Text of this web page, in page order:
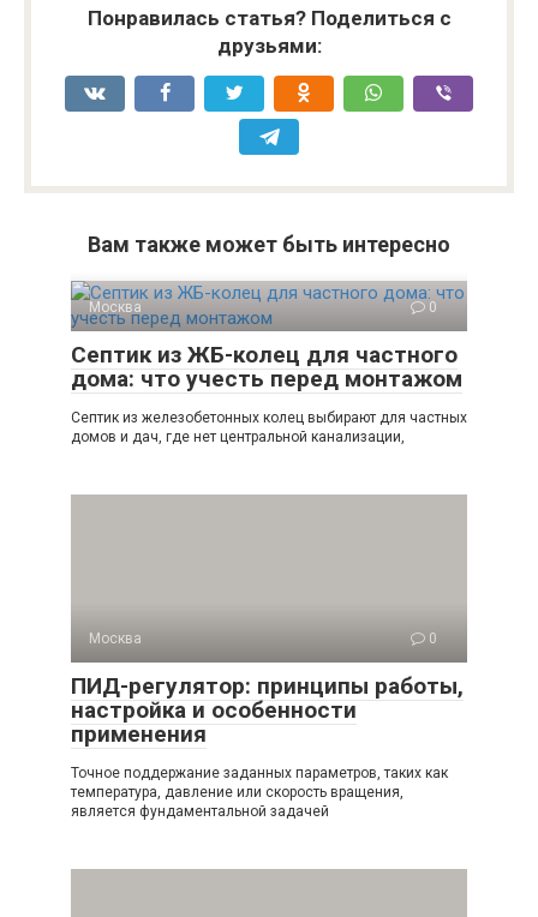
Понравилась статья? Поделиться с
друзьями:
Вам также может быть интересно
Москва 0
Септик из ЖБ-колец для частного
дома: что учесть перед монтажом
Септик из железобетонных колец выбирают для частных
домов и дач, где нет центральной канализации,
Москва 0
ПИД-регулятор: принципы работы,
настройка и особенности
применения
Точное поддержание заданных параметров, таких как
температура, давление или скорость вращения,
является фундаментальной задачей